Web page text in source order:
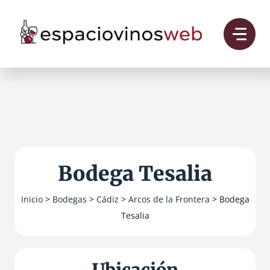
contenido
Bodega Tesalia
Inicio> Bodegas > Cádiz > Arcos de la Frontera > Bodega
Tesalia